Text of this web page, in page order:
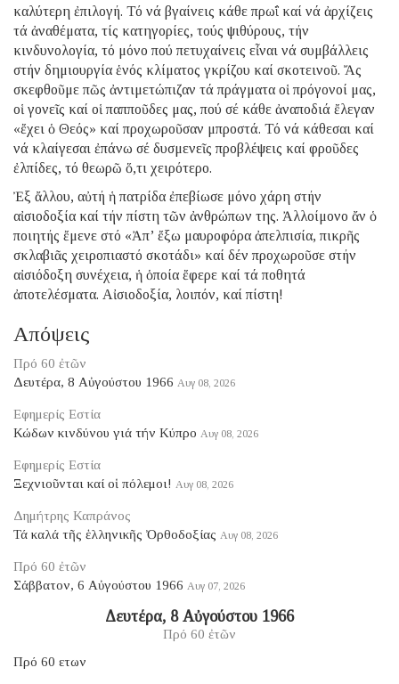
καλύτερη ἐπιλογή. Τό νά βγαίνεις κάθε πρωΐ καί νά ἀρχίζεις
τά ἀναθέματα, τίς κατηγορίες, τούς ψιθύρους, τήν
κινδυνολογία, τό μόνο πού πετυχαίνεις εἶναι νά συμβάλλεις
στήν δημιουργία ἑνός κλίματος γκρίζου καί σκοτεινοῦ. Ἄς
σκεφθοῦμε πῶς ἀντιμετώπιζαν τά πράγματα οἱ πρόγονοί μας,
οἱ γονεῖς καί οἱ παπποῦδες μας, πού σέ κάθε ἀναποδιά ἔλεγαν
«ἔχει ὁ Θεός» καί προχωροῦσαν μπροστά. Τό νά κάθεσαι καί
νά κλαίγεσαι ἐπάνω σέ δυσμενεῖς προβλέψεις καί φροῦδες
ἐλπίδες, τό θεωρῶ ὅ,τι χειρότερο.
Ἐξ ἄλλου, αὐτή ἡ πατρίδα ἐπεβίωσε μόνο χάρη στήν
αἰσιοδοξία καί τήν πίστη τῶν ἀνθρώπων της. Ἀλλοίμονο ἄν ὁ
ποιητής ἔμενε στό «Ἀπ’ ἔξω μαυροφόρα ἀπελπισία, πικρῆς
σκλαβιᾶς χειροπιαστό σκοτάδι» καί δέν προχωροῦσε στήν
αἰσιόδοξη συνέχεια, ἡ ὁποία ἔφερε καί τά ποθητά
ἀποτελέσματα. Αἰσιοδοξία, λοιπόν, καί πίστη!
Απόψεις
Πρό 60 ἐτῶν
Δευτέρα, 8 Αὐγούστου 1966 Αυγ 08, 2026
Εφημερίς Εστία
Κώδων κινδύνου γιά τήν Κύπρο Αυγ 08, 2026
Εφημερίς Εστία
Ξεχνιοῦνται καί οἱ πόλεμοι! Αυγ 08, 2026
Δημήτρης Καπράνος
Τά καλά τῆς ἑλληνικῆς Ὀρθοδοξίας Αυγ 08, 2026
Πρό 60 ἐτῶν
Σάββατον, 6 Αὐγούστου 1966 Αυγ 07, 2026
Δευτέρα, 8 Αὐγούστου 1966
Πρό 60 ἐτῶν
Πρό 60 ετων